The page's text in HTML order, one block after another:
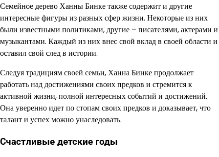
Семейное дерево Ханны Бинке также содержит и другие
интересные фигуры из разных сфер жизни. Некоторые из них
были известными политиками, другие – писателями, актерами и
музыкантами. Каждый из них внес свой вклад в своей области и
оставил свой след в истории.
Следуя традициям своей семьи, Ханна Бинке продолжает
работать над достижениями своих предков и стремится к
активной жизни, полной интересных событий и достижений.
Она уверенно идет по стопам своих предков и доказывает, что
талант и успех можно унаследовать.
Счастливые детские годы